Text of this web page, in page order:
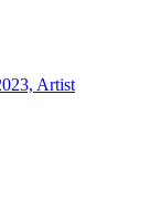
Artist